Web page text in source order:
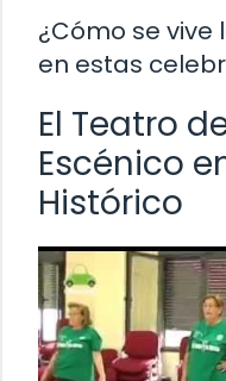
¿Cómo se
en estas
El Teatro
Escénico
Histórico